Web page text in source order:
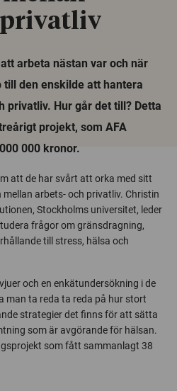
privatliv
arbeta nästan var och när
den enskilde att hantera
privatliv. Hur går det till? Detta
projekt, som AFA
000 kronor.
att de har svårt att orka med sitt
mellan arbets- och privatliv. Christin
Stockholms universitet, leder
frågor om gränsdragning,
till stress, hälsa och
och en enkätundersökning i de
man ta reda ta reda på hur stort
strategier det finns för att sätta
som är avgörande för hälsan.
som fått sammanlagt 38